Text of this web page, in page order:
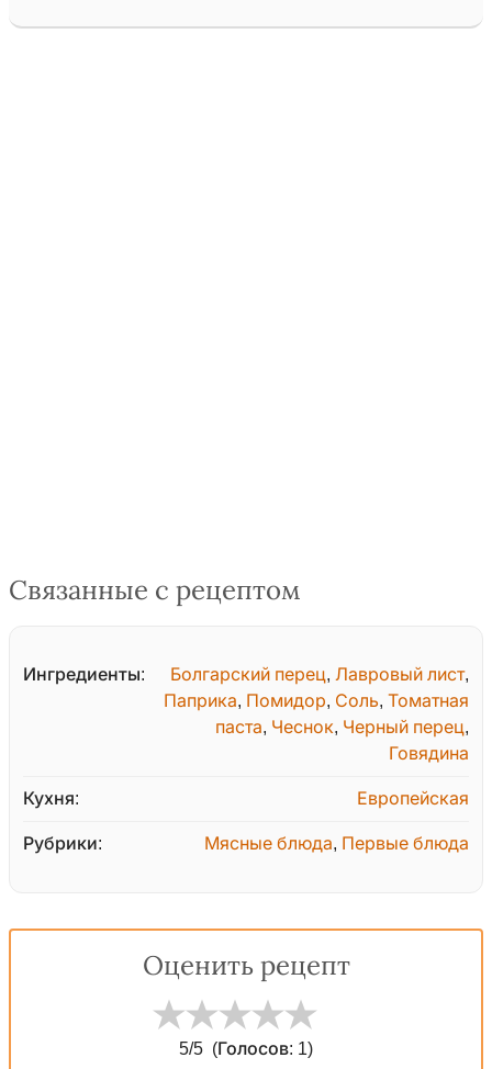
Связанные с рецептом
Ингредиенты: Болгарский перец, Лавровый лист,
Паприка, Помидор, Соль, Томатная
паста, Чеснок, Черный перец,
Говядина
Кухня: Европейская
Рубрики: Мясные блюда, Первые блюда
Оценить рецепт
5/5 (Голосов: 1)